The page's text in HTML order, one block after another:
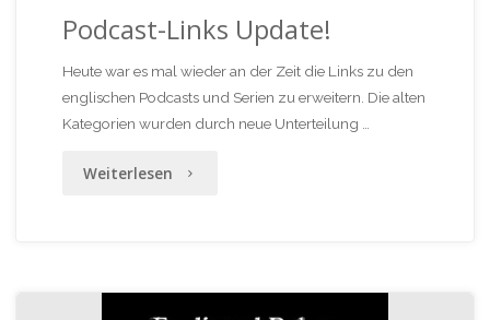
noch?
Podcast-Links Update!
Heute war es mal wieder an der Zeit die Links zu den
englischen Podcasts und Serien zu erweitern. Die alten
Kategorien wurden durch neue Unterteilung …
Weiterlesen "Podcast-